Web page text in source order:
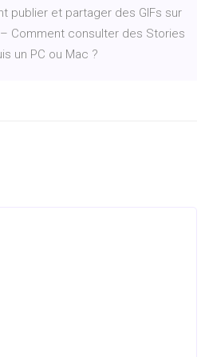
publier et partager des GIFs sur
Comment consulter des Stories
un PC ou Mac ?